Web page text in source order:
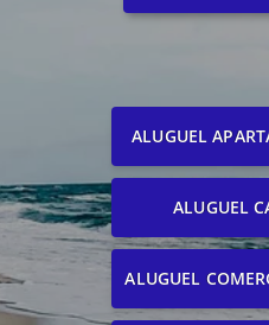
ALUGUEL
ALUGUEL
ALUGUEL